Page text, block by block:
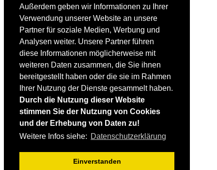
Außerdem geben wir Informationen zu Ihrer
Verwendung unserer Website an unsere
Partner für soziale Medien, Werbung und
Analysen weiter. Unsere Partner führen
diese Informationen möglicherweise mit
weiteren Daten zusammen, die Sie ihnen
bereitgestellt haben oder die sie im Rahmen
Ihrer Nutzung der Dienste gesammelt haben.
Durch die Nutzung dieser Website
stimmen Sie der Nutzung von Cookies
und der Erhebung von Daten zu!
Weitere Infos siehe: Datenschutzerklärung
Einverstanden
SKI
SKITEST
Ski-FAQ
Tipps Ski-Kauf
Ski-Typen
Skishops
EQUIPMENT
Skibekleidung
Skischuhe
Bootfitting
Skihelme
Skiservice selbst
Impressum / Datenschutz